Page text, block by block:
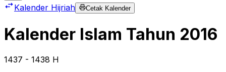
Kalender Hijriah Cetak Kalender
Kalender Islam Tahun 2016
1437 - 1438 H